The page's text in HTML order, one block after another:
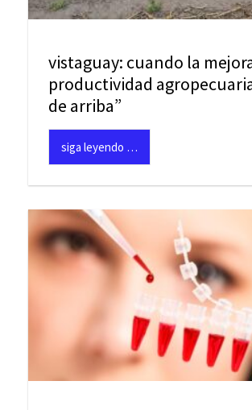
vistaguay: cuando la
productividad
de arriba”
siga leyendo …